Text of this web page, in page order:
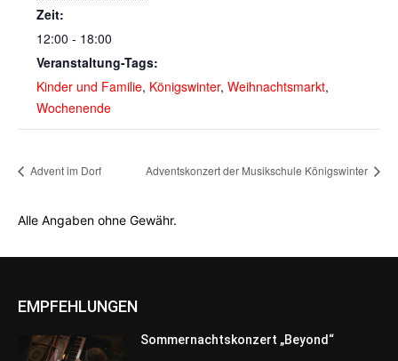
Zeit:
12:00 - 18:00
Veranstaltung-Tags:
Kinder und Familie, Königswinter, Weihnachtsmarkt,
Wochenende
Advent im Dorf Adventskonzert der Musikschule Königswinter
Alle Angaben ohne Gewähr.
EMPFEHLUNGEN
Sommernachtskonzert „Beyond“